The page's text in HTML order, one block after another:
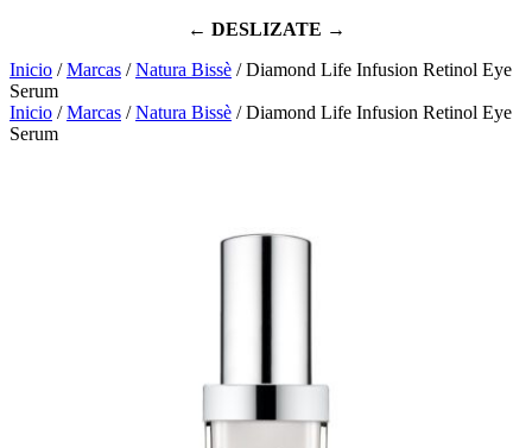
← DESLIZATE →
Inicio /Marcas /Natura Bissè / Diamond Life Infusion Retinol Eye
Serum
Inicio /Marcas /Natura Bissè / Diamond Life Infusion Retinol Eye
Serum